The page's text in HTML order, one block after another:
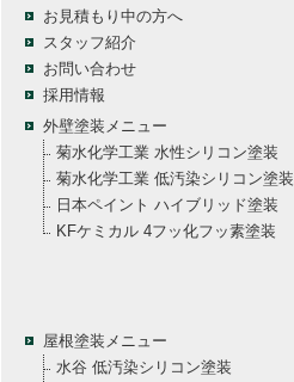
お見積もり中の方へ
スタッフ紹介
お問い合わせ
採用情報
外壁塗装メニュー
菊水化学工業 水性シリコン塗装
菊水化学工業 低汚染シリコン塗装
日本ペイント ハイブリッド塗装
KFケミカル 4フッ化フッ素塗装
屋根塗装メニュー
水谷 低汚染シリコン塗装